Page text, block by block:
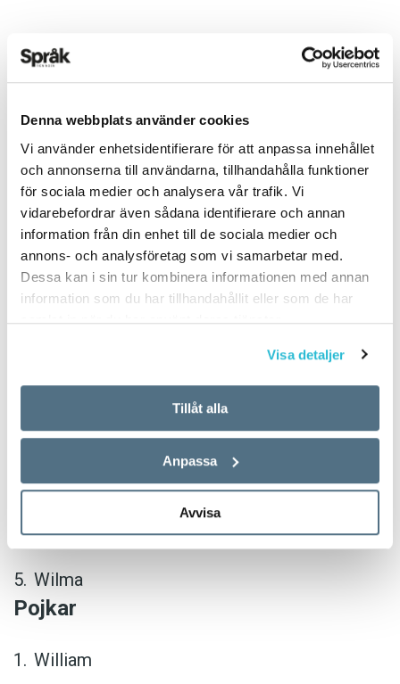
Denna webbplats använder cookies
Vi använder enhetsidentifierare för att anpassa innehållet
och annonserna till användarna, tillhandahålla funktioner
för sociala medier och analysera vår trafik. Vi
vidarebefordrar även sådana identifierare och annan
information från din enhet till de sociala medier och
annons- och analysföretag som vi samarbetar med.
Dessa kan i sin tur kombinera informationen med annan
information som du har tillhandahållit eller som de har
samlat in när du har använt deras tjänster.
Visa detaljer
Tillåt alla
Anpassa
Avvisa
5 vanligaste
svenskspråkiga första
förnamnen för nyfödda
i Finland 2017
TEXT:
ANDERS SVENSSON
Flickor
Ellen
Linnéa
Wilma
Pojkar
William